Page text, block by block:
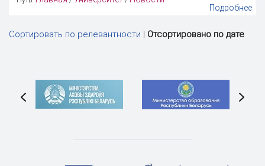
Подробнее
Сортировать по релевантности | Отсортировано по дате